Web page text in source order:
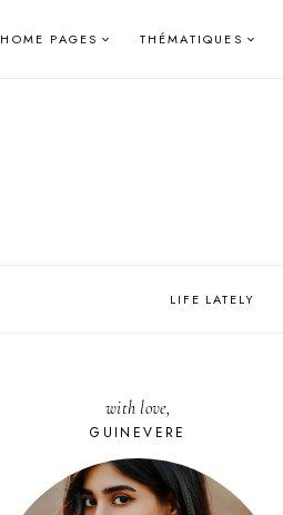
HOME PAGES THÉMATIQUES
LIFE LATELY
with love,
GUINEVERE